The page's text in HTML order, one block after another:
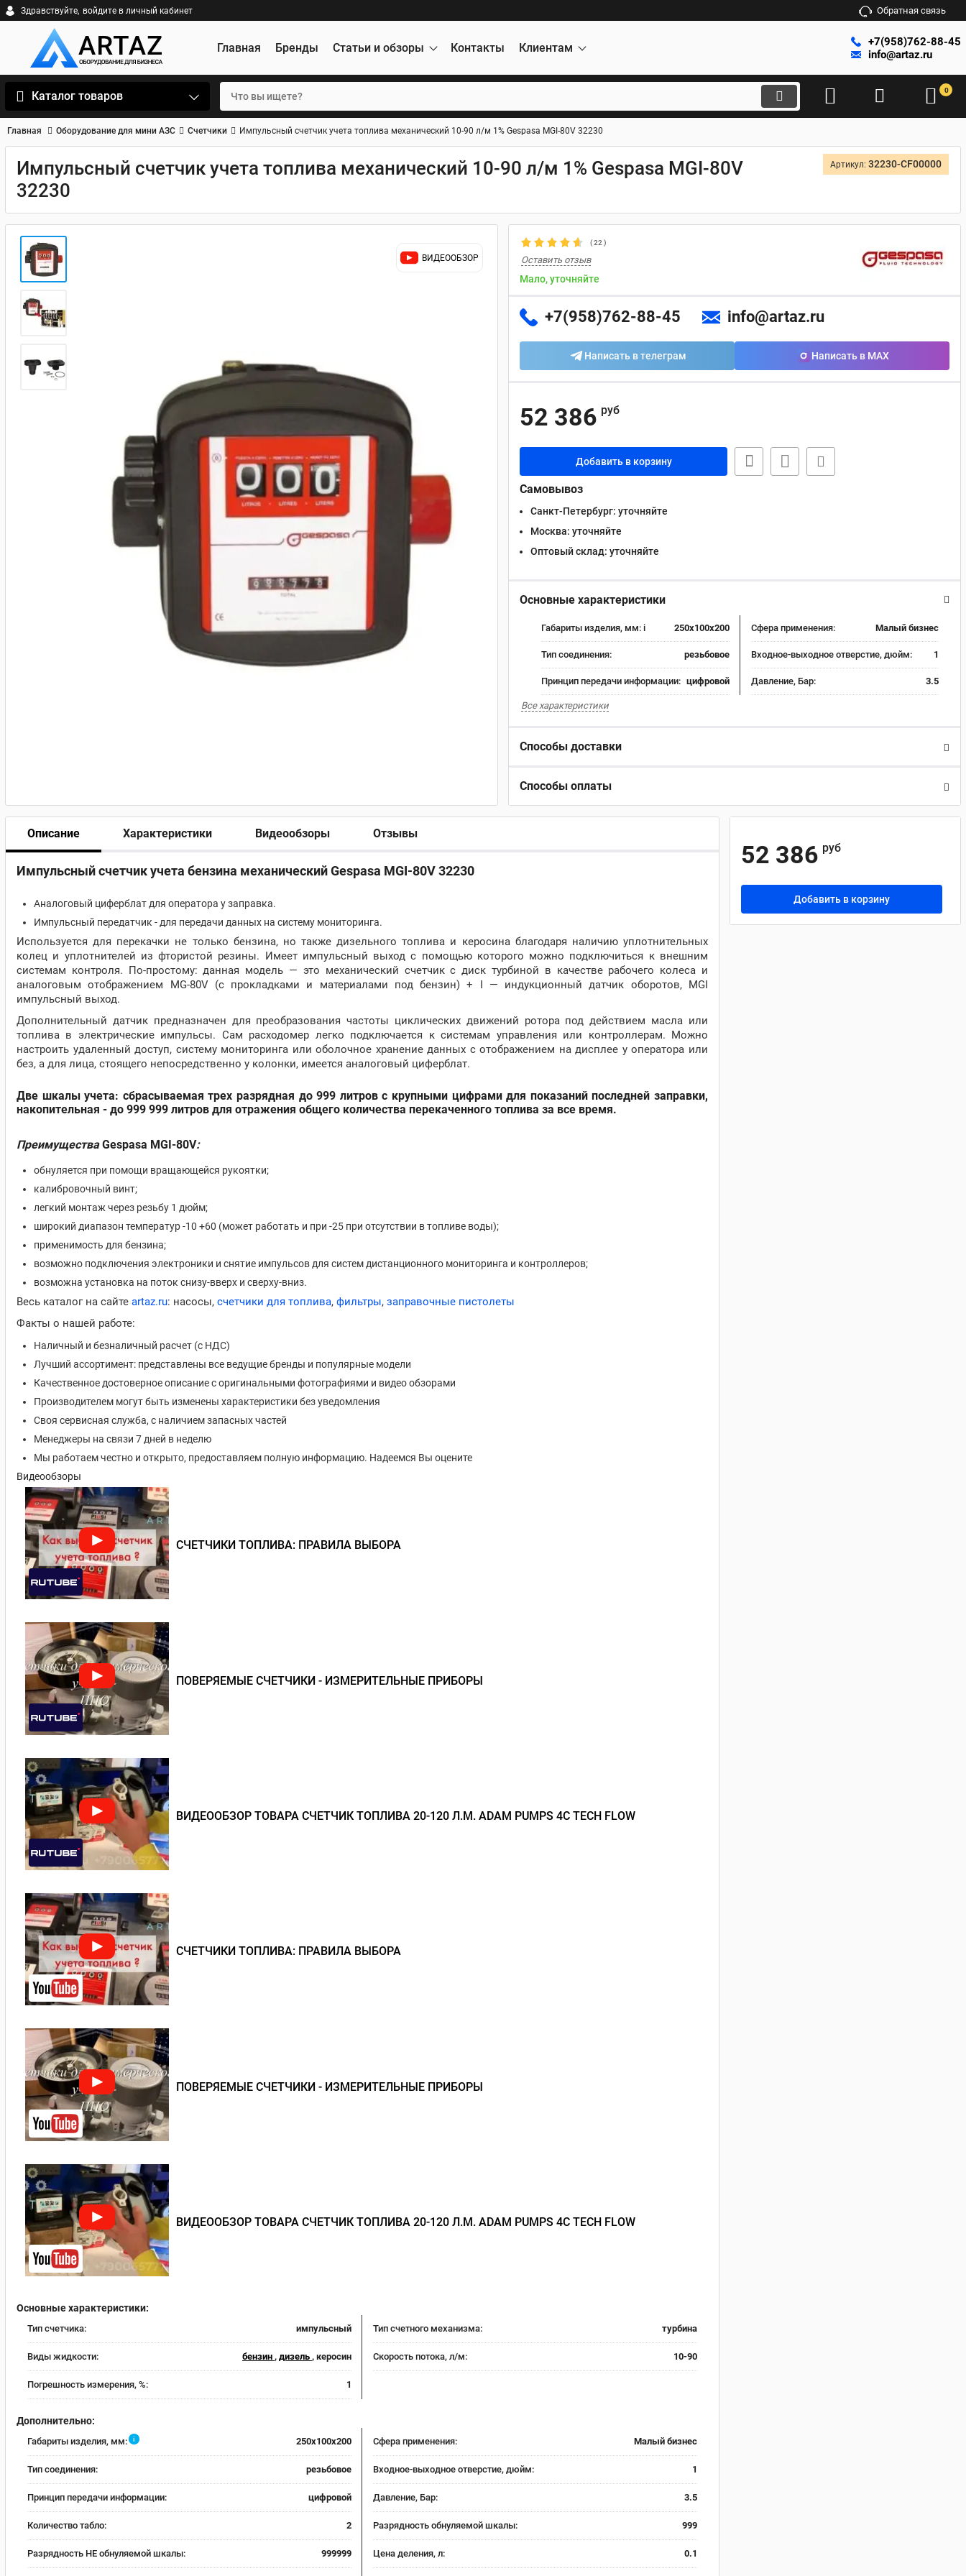
Здравствуйте, войдите в личный кабинет Обратная связь
Главная Бренды Статьи и обзоры Контакты Клиентам
+7(958)762-88-45
info@artaz.ru
Каталог товаров 0
Главная Оборудование для мини АЗС Счетчики Импульсный счетчик учета топлива механический 10-90 л/м 1% Gespasa MGI-80V 32230
Импульсный счетчик учета топлива механический 10-90 л/м 1% Gespasa MGI-80V
32230
Артикул: 32230-CF00000
ВИДЕООБЗОР
(22 )
Оставить отзыв
Мало, уточняйте
+7(958)762-88-45 info@artaz.ru
Написать в телеграм Написать в MAX
52 386 руб
Добавить в корзину
Самовывоз
Санкт-Петербург: уточняйте
Москва: уточняйте
Оптовый склад: уточняйте
Основные характеристики
Габариты изделия, мм: i 250x100x200 Сфера применения: Малый бизнес
Тип соединения: резьбовое Входное-выходное отверстие, дюйм: 1
Принцип передачи информации: цифровой Давление, Бар: 3.5
Все характеристики
Способы доставки
Способы оплаты
Описание Характеристики Видеообзоры Отзывы
Импульсный счетчик учета бензина механический Gespasa MGI-80V 32230
Аналоговый циферблат для оператора у заправка.
Импульсный передатчик - для передачи данных на систему мониторинга.
Используется для перекачки не только бензина, но также дизельного топлива и керосина благодаря наличию уплотнительных
колец и уплотнителей из фтористой резины. Имеет импульсный выход с помощью которого можно подключиться к внешним
системам контроля. По-простому: данная модель — это механический счетчик с диск турбиной в качестве рабочего колеса и
аналоговым отображением MG-80V (с прокладками и материалами под бензин) + I — индукционный датчик оборотов, MGI
импульсный выход.
Дополнительный датчик предназначен для преобразования частоты циклических движений ротора под действием масла или
топлива в электрические импульсы. Сам расходомер легко подключается к системам управления или контроллерам. Можно
настроить удаленный доступ, систему мониторинга или оболочное хранение данных с отображением на дисплее у оператора или
без, а для лица, стоящего непосредственно у колонки, имеется аналоговый циферблат.
Две шкалы учета: сбрасываемая трех разрядная до 999 литров с крупными цифрами для показаний последней заправки,
накопительная - до 999 999 литров для отражения общего количества перекаченного топлива за все время.
ПреимуществаGespasa MGI-80V:
обнуляется при помощи вращающейся рукоятки;
калибровочный винт;
легкий монтаж через резьбу 1 дюйм;
широкий диапазон температур -10 +60 (может работать и при -25 при отсутствии в топливе воды);
применимость для бензина;
возможно подключения электроники и снятие импульсов для систем дистанционного мониторинга и контроллеров;
возможна установка на поток снизу-вверх и сверху-вниз.
Весь каталог на сайте artaz.ru: насосы, счетчики для топлива, фильтры, заправочные пистолеты
Факты о нашей работе:
Наличный и безналичный расчет (с НДС)
Лучший ассортимент: представлены все ведущие бренды и популярные модели
Качественное достоверное описание с оригинальными фотографиями и видео обзорами
Производителем могут быть изменены характеристики без уведомления
Своя сервисная служба, с наличием запасных частей
Менеджеры на связи 7 дней в неделю
Мы работаем честно и открыто, предоставляем полную информацию. Надеемся Вы оцените
Видеообзоры
СЧЕТЧИКИ ТОПЛИВА: ПРАВИЛА ВЫБОРА
ПОВЕРЯЕМЫЕ СЧЕТЧИКИ - ИЗМЕРИТЕЛЬНЫЕ ПРИБОРЫ
ВИДЕООБЗОР ТОВАРА СЧЕТЧИК ТОПЛИВА 20-120 Л.М. ADAM PUMPS 4C TECH FLOW
СЧЕТЧИКИ ТОПЛИВА: ПРАВИЛА ВЫБОРА
ПОВЕРЯЕМЫЕ СЧЕТЧИКИ - ИЗМЕРИТЕЛЬНЫЕ ПРИБОРЫ
ВИДЕООБЗОР ТОВАРА СЧЕТЧИК ТОПЛИВА 20-120 Л.М. ADAM PUMPS 4C TECH FLOW
Основные характеристики:
Тип счетчика: импульсный Тип счетного механизма: турбина
Виды жидкости: бензин , дизель , керосин Скорость потока, л/м: 10-90
Погрешность измерения, %: 1
Дополнительно:
Габариты изделия, мм: i 250x100x200 Сфера применения: Малый бизнес
Тип соединения: резьбовое Входное-выходное отверстие, дюйм: 1
Принцип передачи информации: цифровой Давление, Бар: 3.5
Количество табло: 2 Разрядность обнуляемой шкалы: 999
Разрядность НЕ обнуляемой шкалы: 999999 Цена деления, л: 0.1
52 386 руб
Добавить в корзину